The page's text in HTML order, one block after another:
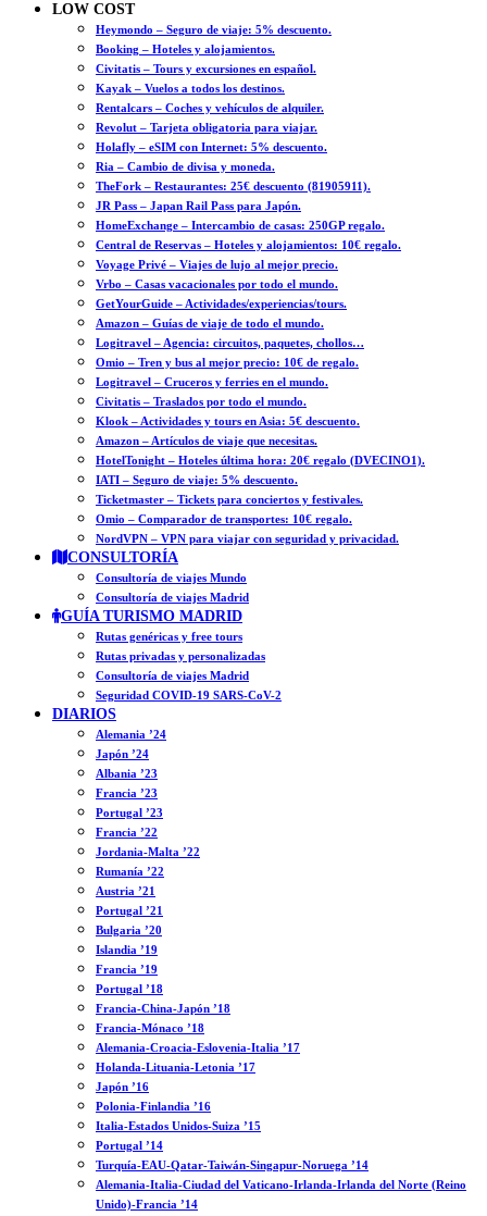
LOW COST
Heymondo – Seguro de viaje: 5% descuento.
Booking – Hoteles y alojamientos.
Civitatis – Tours y excursiones en español.
Kayak – Vuelos a todos los destinos.
Rentalcars – Coches y vehículos de alquiler.
Revolut – Tarjeta obligatoria para viajar.
Holafly – eSIM con Internet: 5% descuento.
Ria – Cambio de divisa y moneda.
TheFork – Restaurantes: 25€ descuento (81905911).
JR Pass – Japan Rail Pass para Japón.
HomeExchange – Intercambio de casas: 250GP regalo.
Central de Reservas – Hoteles y alojamientos: 10€ regalo.
Voyage Privé – Viajes de lujo al mejor precio.
Vrbo – Casas vacacionales por todo el mundo.
GetYourGuide – Actividades/experiencias/tours.
Amazon – Guías de viaje de todo el mundo.
Logitravel – Agencia: circuitos, paquetes, chollos…
Omio – Tren y bus al mejor precio: 10€ de regalo.
Logitravel – Cruceros y ferries en el mundo.
Civitatis – Traslados por todo el mundo.
Klook – Actividades y tours en Asia: 5€ descuento.
Amazon – Artículos de viaje que necesitas.
HotelTonight – Hoteles última hora: 20€ regalo (DVECINO1).
IATI – Seguro de viaje: 5% descuento.
Ticketmaster – Tickets para conciertos y festivales.
Omio – Comparador de transportes: 10€ regalo.
NordVPN – VPN para viajar con seguridad y privacidad.
CONSULTORÍA
Consultoría de viajes Mundo
Consultoría de viajes Madrid
GUÍA TURISMO MADRID
Rutas genéricas y free tours
Rutas privadas y personalizadas
Consultoría de viajes Madrid
Seguridad COVID-19 SARS-CoV-2
DIARIOS
Alemania ’24
Japón ’24
Albania ’23
Francia ’23
Portugal ’23
Francia ’22
Jordania-Malta ’22
Rumanía ’22
Austria ’21
Portugal ’21
Bulgaria ’20
Islandia ’19
Francia ’19
Portugal ’18
Francia-China-Japón ’18
Francia-Mónaco ’18
Alemania-Croacia-Eslovenia-Italia ’17
Holanda-Lituania-Letonia ’17
Japón ’16
Polonia-Finlandia ’16
Italia-Estados Unidos-Suiza ’15
Portugal ’14
Turquía-EAU-Qatar-Taiwán-Singapur-Noruega ’14
Alemania-Italia-Ciudad del Vaticano-Irlanda-Irlanda del Norte (Reino
Unido)-Francia ’14